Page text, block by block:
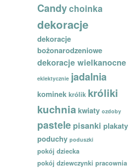
Candychoinka
dekoracje
dekoracje
bożonarodzeniowe
dekoracje wielkanocne
eklektycznie jadalnia
kominek królik króliki
kuchnia kwiaty ozdoby
pastele pisanki plakaty
poduchy poduszki
pokój dziecka
pokój dziewczynki pracownia